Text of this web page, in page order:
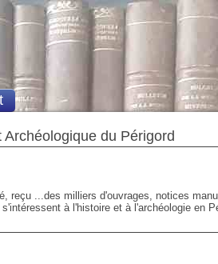
du Périgord
reçu ...des milliers d'ouvrages, notices
à l'histoire et à l'archéologie en